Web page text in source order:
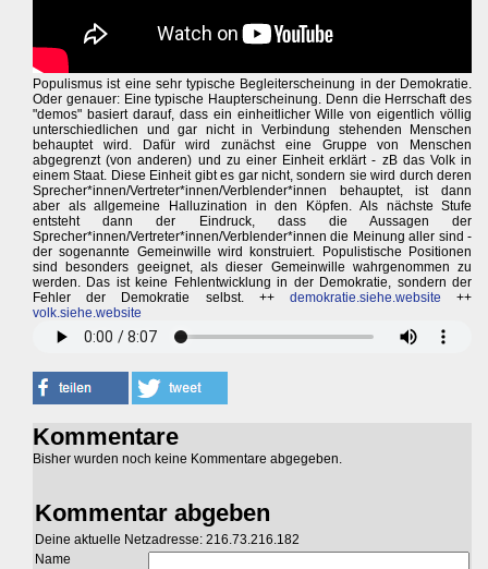
Populismus ist eine sehr typische Begleiterscheinung in der Demokratie.
Oder genauer: Eine typische Haupterscheinung. Denn die Herrschaft des
"demos" basiert darauf, dass ein einheitlicher Wille von eigentlich völlig
unterschiedlichen und gar nicht in Verbindung stehenden Menschen
behauptet wird. Dafür wird zunächst eine Gruppe von Menschen
abgegrenzt (von anderen) und zu einer Einheit erklärt - zB das Volk in
einem Staat. Diese Einheit gibt es gar nicht, sondern sie wird durch deren
Sprecher*innen/Vertreter*innen/Verblender*innen behauptet, ist dann
aber als allgemeine Halluzination in den Köpfen. Als nächste Stufe
entsteht dann der Eindruck, dass die Aussagen der
Sprecher*innen/Vertreter*innen/Verblender*innen die Meinung aller sind -
der sogenannte Gemeinwille wird konstruiert. Populistische Positionen
sind besonders geeignet, als dieser Gemeinwille wahrgenommen zu
werden. Das ist keine Fehlentwicklung in der Demokratie, sondern der
Fehler der Demokratie selbst. ++ demokratie.siehe.website ++
volk.siehe.website
Kommentare
Bisher wurden noch keine Kommentare abgegeben.
Kommentar abgeben
Deine aktuelle Netzadresse: 216.73.216.182
Name